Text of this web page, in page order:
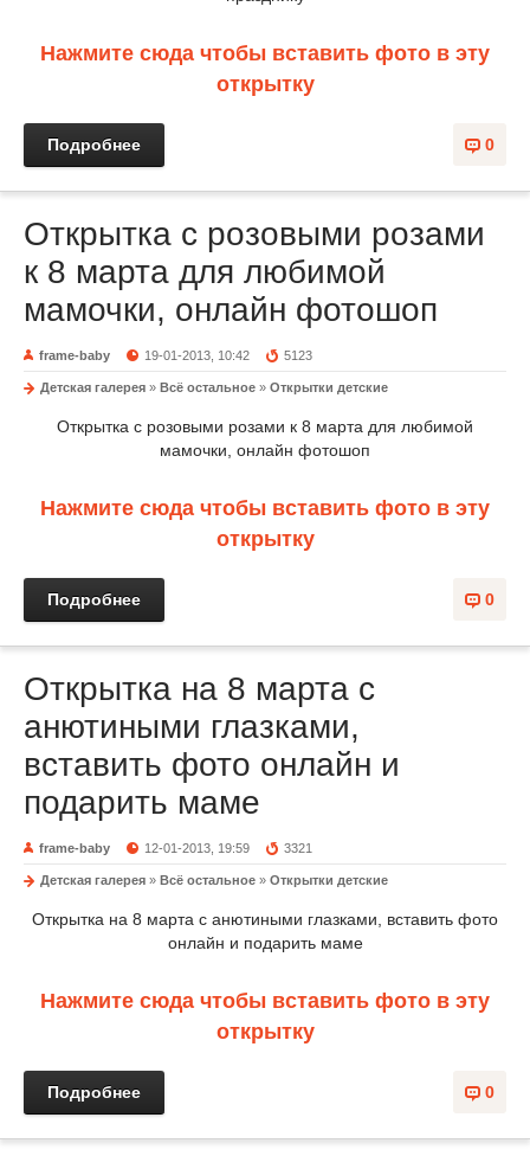
Нажмите сюда чтобы вставить фото в эту
открытку
0
Подробнее
Открытка с розовыми розами
к 8 марта для любимой
мамочки, онлайн фотошоп
frame-baby 19-01-2013, 10:42 5123
Детская галерея » Всё остальное » Открытки детские
Открытка с розовыми розами к 8 марта для любимой
мамочки, онлайн фотошоп
Нажмите сюда чтобы вставить фото в эту
открытку
0
Подробнее
Открытка на 8 марта с
анютиными глазками,
вставить фото онлайн и
подарить маме
frame-baby 12-01-2013, 19:59 3321
Детская галерея » Всё остальное » Открытки детские
Открытка на 8 марта с анютиными глазками, вставить фото
онлайн и подарить маме
Нажмите сюда чтобы вставить фото в эту
открытку
0
Подробнее